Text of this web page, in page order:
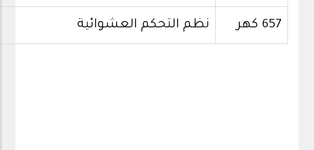
657 كهر نظم التحكم العشوائية